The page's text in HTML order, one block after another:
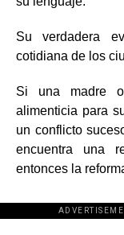
Su verdadera
cotidiana de los
Si una madre
alimenticia para
un conflicto
encuentra una
entonces la